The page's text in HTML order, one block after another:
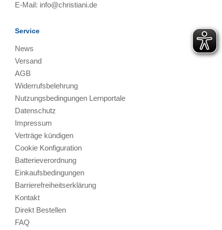
E-Mail: info@christiani.de
Service
News
Versand
AGB
Widerrufsbelehrung
Nutzungsbedingungen Lernportale
Datenschutz
Impressum
Verträge kündigen
Cookie Konfiguration
Batterieverordnung
Einkaufsbedingungen
Barrierefreiheitserklärung
Kontakt
Direkt Bestellen
FAQ